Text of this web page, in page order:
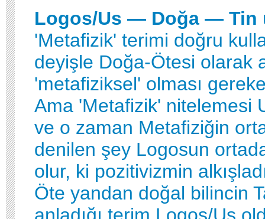
Logos/Us — Doğa — Tin
'Metafizik' terimi doğru
deyişle Doğa-Ötesi olarak
'metafiziksel' olması
Ama 'Metafizik' nitelemesi
ve o zaman Metafiziğin
denilen şey Logosun
olur, ki pozitivizmin
Öte yandan doğal bilincin